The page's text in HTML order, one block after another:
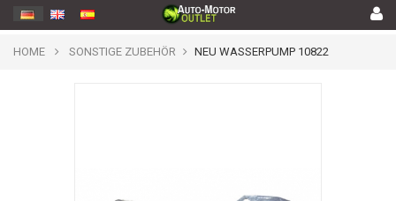
HOME SONSTIGE ZUBEHÖR NEU WASSERPUMP 10822